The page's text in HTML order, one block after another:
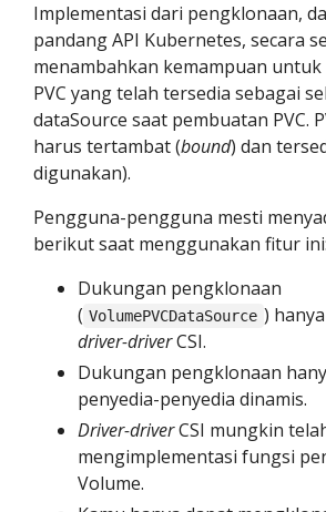
Implementasi dari pengklonaan,
pandang API Kubernetes, secara
menambahkan kemampuan
PVC yang telah tersedia sebagai
dataSource saat pembuatan PVC.
harus tertambat (bound) dan
digunakan).
Pengguna-pengguna mesti
berikut saat menggunakan fitur ini:
Dukungan pengklonaan
( VolumePVCDataSource )
driver-driverCSI.
Dukungan pengklonaan
penyedia-penyedia dinamis.
Driver-driverCSI mungkin
mengimplementasi fungsi
Volume.